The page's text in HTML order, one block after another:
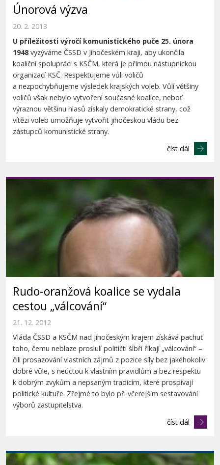
Únorová výzva
20. 2. 2013
U příležitosti výročí komunistického puče 25. února
1948vyzýváme ČSSD v Jihočeském kraji, aby ukončila
koaliční spolupráci s KSČM, která je přímou nástupnickou
organizací KSČ. Respektujeme vůli voličů
a nezpochybňujeme výsledek krajských voleb. Vůlí většiny
voličů však nebylo vytvoření současné koalice, neboť
výraznou většinu hlasů získaly demokratické strany, což
vítězi voleb umožňuje vytvořit jihočeskou vládu bez
zástupců komunistické strany.
číst dál
Rudo-oranžová koalice se vydala
cestou „válcování“
21. 12. 2012
Vláda ČSSD a KSČM nad Jihočeským krajem získává pachuť
toho, čemu neblaze proslulí političtí šíbři říkají „válcování“ –
čili prosazování vlastních zájmů z pozice síly bez jakéhokoliv
dobré vůle, s neúctou k vlastním pravidlům a bez respektu
k dobrým zvykům a nepsaným tradicím, které prospívají
politické kultuře. Zřejmé to bylo při včerejším sestavování
výborů zastupitelstva.
číst dál